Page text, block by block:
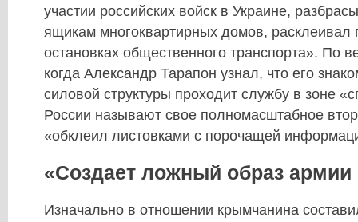
участии российских войск в Украине,
ящикам многоквартирных домов, расклеивал
остановках общественного транспорта». По
когда Александр Тарапон узнал, что его
силовой структуры проходит службу в зоне
России называют свое полномасштабное
«обклеил листовками с порочащей
«Создает ложный образ
Изначально в отношении крымчанина